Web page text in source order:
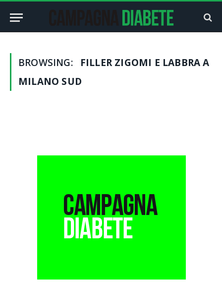
BROWSING:
FILLER ZIGOMI E LABBRA A
MILANO SUD